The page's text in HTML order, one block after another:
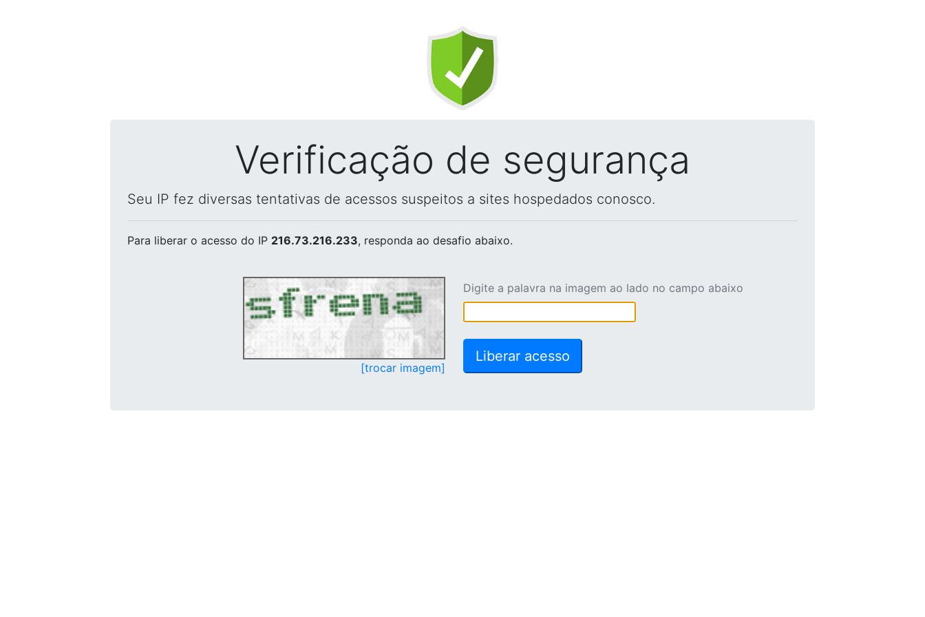
Verificação de segurança
Seu IP fez diversas tentativas de acessos suspeitos a sites hospedados conosco.
Para liberar o acesso do IP 216.73.216.233, responda ao desafio abaixo.
[trocar imagem]
Digite a palavra na imagem ao lado no campo abaixo